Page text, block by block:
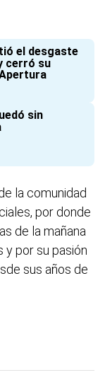
el desgaste
cerró su
sin
la comunidad
por donde
de la mañana
y por su pasión
sus años de